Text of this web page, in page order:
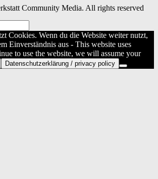
Community Media. All rights reserved
Cookies. Wenn du die Website weiter nutzt,
Einverständnis aus - This website uses
to use the website, we will assume your
Datenschutzerklärung / privacy policy